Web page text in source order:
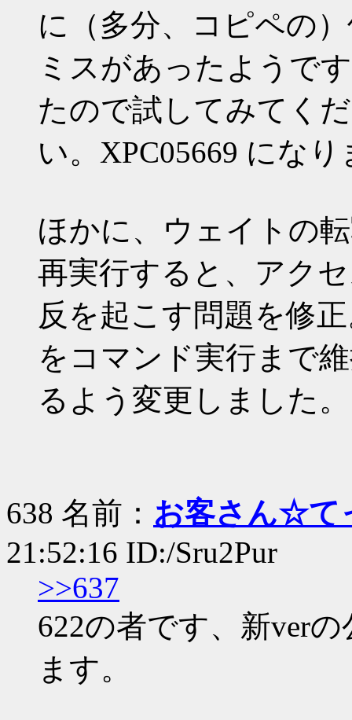
に（多分、コピペの
ミスがあったようで
たので試してみてく
い。XPC05669 になり
ほかに、ウェイトの
再実行すると、アク
反を起こす問題を修
をコマンド実行まで
るよう変更しました。
638 名前： お客さん☆て
21:52:16 ID:/Sru2Pur
>>637
622の者です、新ver
ます。